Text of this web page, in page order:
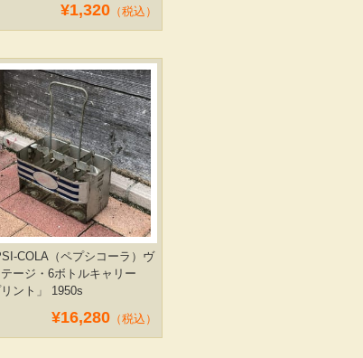
¥1,320 （税込）
COLA（ペプシコーラ）ヴ
テージ・6ボトルキャリー
リント」 1950s
¥16,280 （税込）